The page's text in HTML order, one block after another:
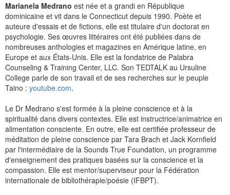
Marianela Medrano est née et a grandi en République
dominicaine et vit dans le Connecticut depuis 1990. Poète et
auteure d'essais et de fictions, elle est titulaire d'un doctorat en
psychologie. Ses œuvres littéraires ont été publiées dans de
nombreuses anthologies et magazines en Amérique latine, en
Europe et aux États-Unis. Elle est la fondatrice de Palabra
Counseling & Training Center, LLC. Son TEDTALK au Ursuline
College parle de son travail et de ses recherches sur le peuple
Taino : youtube.com.
Le Dr Medrano s'est formée à la pleine conscience et à la
spiritualité dans divers contextes. Elle est instructrice/animatrice en
alimentation consciente. En outre, elle est certifiée professeur de
méditation de pleine conscience par Tara Brach et Jack Kornfield
par l'intermédiaire de la Sounds True Foundation, un programme
d'enseignement des pratiques basées sur la conscience et la
compassion. Elle est mentor/superviseur pour la Fédération
internationale de bibliothérapie/poésie (IFBPT).